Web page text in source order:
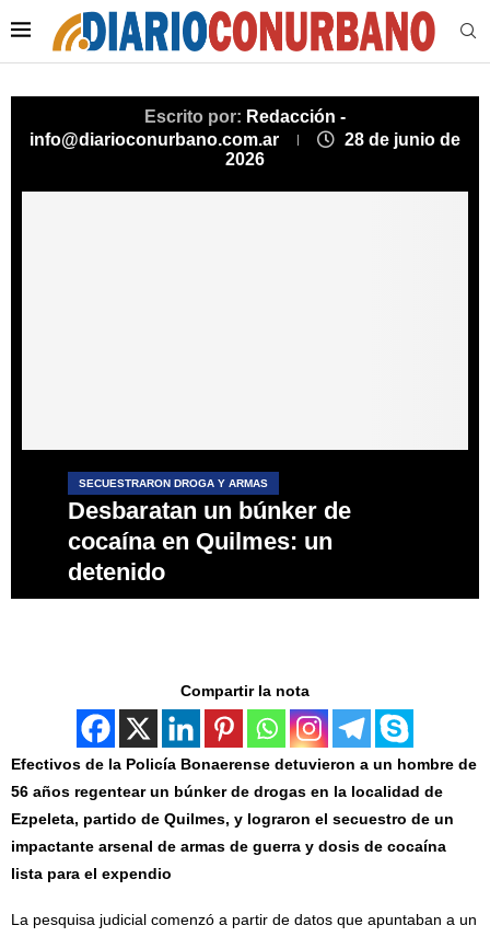
Escrito por: Redacción -
info@diarioconurbano.com.ar
28 de junio de
2026
SECUESTRARON DROGA Y ARMAS
Desbaratan un búnker de
cocaína en Quilmes: un
detenido
Compartir la nota
Efectivos de la Policía Bonaerense detuvieron a un hombre de
56 años regentear un búnker de drogas en la localidad de
Ezpeleta, partido de Quilmes, y lograron el secuestro de un
impactante arsenal de armas de guerra y dosis de cocaína
lista para el expendio
La pesquisa judicial comenzó a partir de datos que apuntaban a un